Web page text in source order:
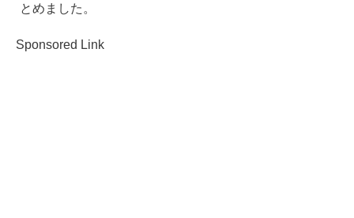
とめました。
Sponsored Link